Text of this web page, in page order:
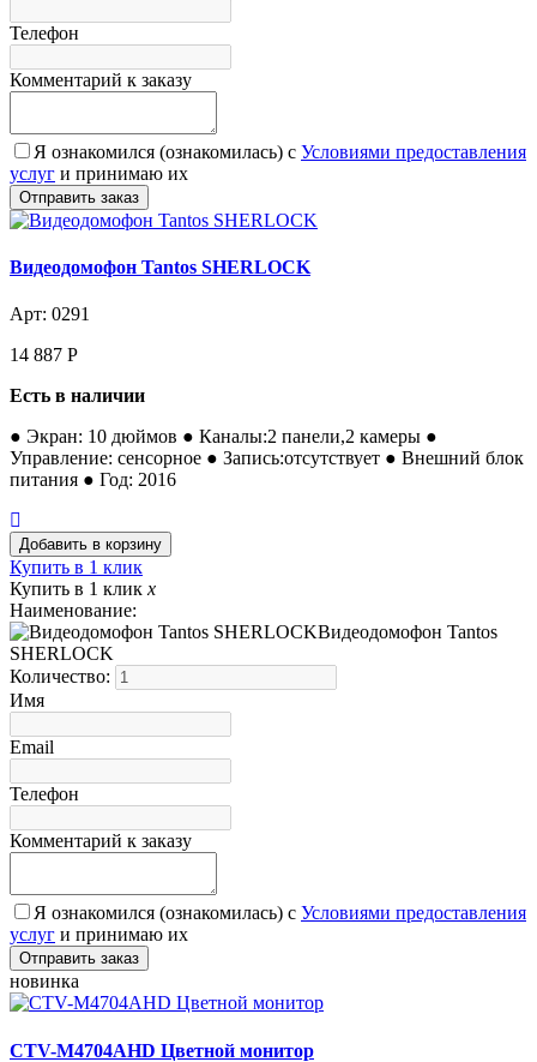
Телефон
Комментарий к заказу
Я ознакомился (ознакомилась) с Условиями предоставления
услуг и принимаю их
Видеодомофон Tantos SHERLOCK
Арт: 0291
14 887 Р
Есть в наличии
● Экран: 10 дюймов ● Каналы:2 панели,2 камеры ●
Управление: сенсорное ● Запись:отсутствует ● Внешний блок
питания ● Год: 2016
Купить в 1 клик
Купить в 1 клик x
Наименование:
Видеодомофон Tantos
SHERLOCK
Количество:
Имя
Email
Телефон
Комментарий к заказу
Я ознакомился (ознакомилась) с Условиями предоставления
услуг и принимаю их
новинка
CTV-M4704AHD Цветной монитор